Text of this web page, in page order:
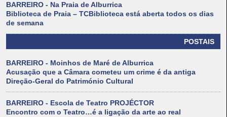
BARREIRO - Na Praia de Alburrica
Biblioteca de Praia – TCBiblioteca está aberta todos os dias
de semana
POSTAIS
BARREIRO - Moinhos de Maré de Alburrica
Acusação que a Câmara cometeu um crime é da antiga
Direção-Geral do Património Cultural
BARREIRO - Escola de Teatro PROJÉCTOR
Encontro com o Teatro…é a ligação da arte ao real